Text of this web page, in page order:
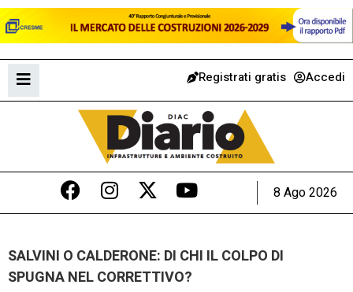
Registrati gratis Accedi
8 Ago 2026
SALVINI O CALDERONE: DI CHI IL COLPO DI
SPUGNA NEL CORRETTIVO?